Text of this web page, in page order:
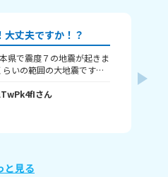
大丈夫ですか！？
県で震度７の地震が起きま
いの範囲の大地震です。
さん
と見る